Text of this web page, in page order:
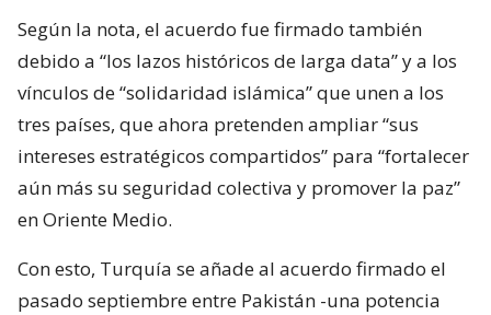
Según la nota, el acuerdo fue firmado también
debido a “los lazos históricos de larga data” y a los
vínculos de “solidaridad islámica” que unen a los
tres países, que ahora pretenden ampliar “sus
intereses estratégicos compartidos” para “fortalecer
aún más su seguridad colectiva y promover la paz”
en Oriente Medio.
Con esto, Turquía se añade al acuerdo firmado el
pasado septiembre entre Pakistán -una potencia